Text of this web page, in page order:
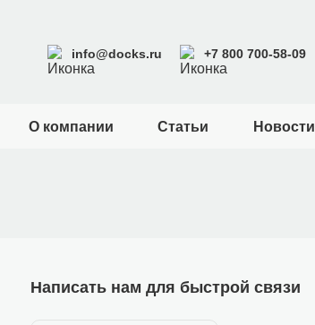
info@docks.ru +7 800 700-58-09
О компании Статьи Новости
Написать нам для быстрой связи